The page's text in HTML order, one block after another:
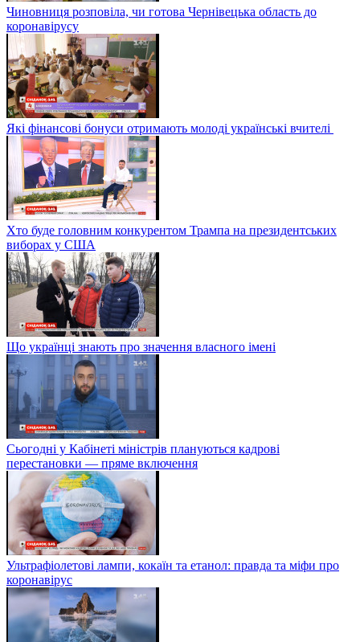
Чиновниця розповіла, чи готова Чернівецька область до
коронавірусу
Які фінансові бонуси отримають молоді українські вчителі
Хто буде головним конкурентом Трампа на президентських
виборах у США
Що українці знають про значення власного імені
Сьогодні у Кабінеті міністрів плануються кадрові
перестановки — пряме включення
Ультрафіолетові лампи, кокаїн та етанол: правда та міфи про
коронавірус